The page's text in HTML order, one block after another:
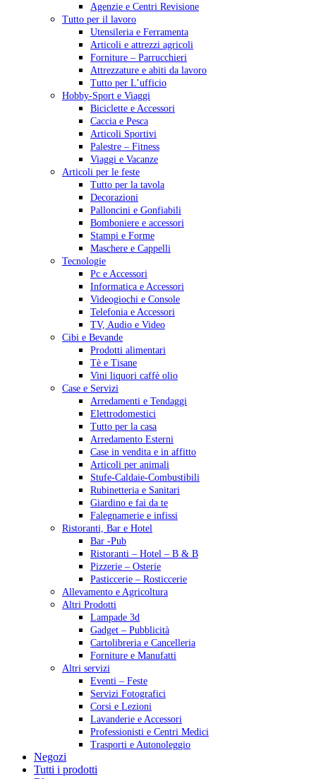
Agenzie e Centri Revisione
Tutto per il lavoro
Utensileria e Ferramenta
Articoli e attrezzi agricoli
Forniture – Parrucchieri
Attrezzature e abiti da lavoro
Tutto per L’ufficio
Hobby-Sport e Viaggi
Biciclette e Accessori
Caccia e Pesca
Articoli Sportivi
Palestre – Fitness
Viaggi e Vacanze
Articoli per le feste
Tutto per la tavola
Decorazioni
Palloncini e Gonfiabili
Bomboniere e accessori
Stampi e Forme
Maschere e Cappelli
Tecnologie
Pc e Accessori
Informatica e Accessori
Videogiochi e Console
Telefonia e Accessori
TV, Audio e Video
Cibi e Bevande
Prodotti alimentari
Tè e Tisane
Vini liquori caffè olio
Case e Servizi
Arredamenti e Tendaggi
Elettrodomestici
Tutto per la casa
Arredamento Esterni
Case in vendita e in affitto
Articoli per animali
Stufe-Caldaie-Combustibili
Rubinetteria e Sanitari
Giardino e fai da te
Falegnamerie e infissi
Ristoranti, Bar e Hotel
Bar -Pub
Ristoranti – Hotel – B & B
Pizzerie – Osterie
Pasticcerie – Rosticcerie
Allevamento e Agricoltura
Altri Prodotti
Lampade 3d
Gadget – Pubblicità
Cartolibreria e Cancelleria
Forniture e Manufatti
Altri servizi
Eventi – Feste
Servizi Fotografici
Corsi e Lezioni
Lavanderie e Accessori
Professionisti e Centri Medici
Trasporti e Autonoleggio
Negozi
Tutti i prodotti